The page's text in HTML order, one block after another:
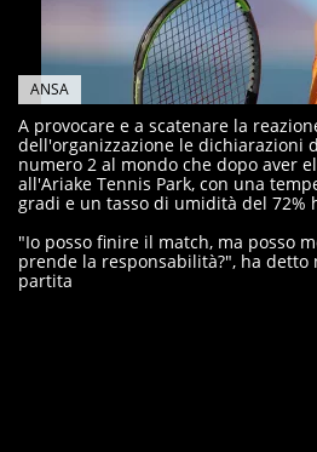
ANSA
A provocare e a scatenare la
dell'organizzazione le dichiarazioni
numero 2 al mondo che dopo aver
all'Ariake Tennis Park, con una
gradi e un tasso di umidità del 72%
"Io posso finire il match, ma posso
prende la responsabilità?", ha
partita